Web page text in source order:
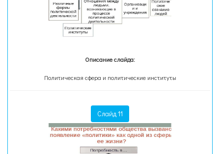
Описание слайда:
Политическая сфера и политические институты
Слайд 11